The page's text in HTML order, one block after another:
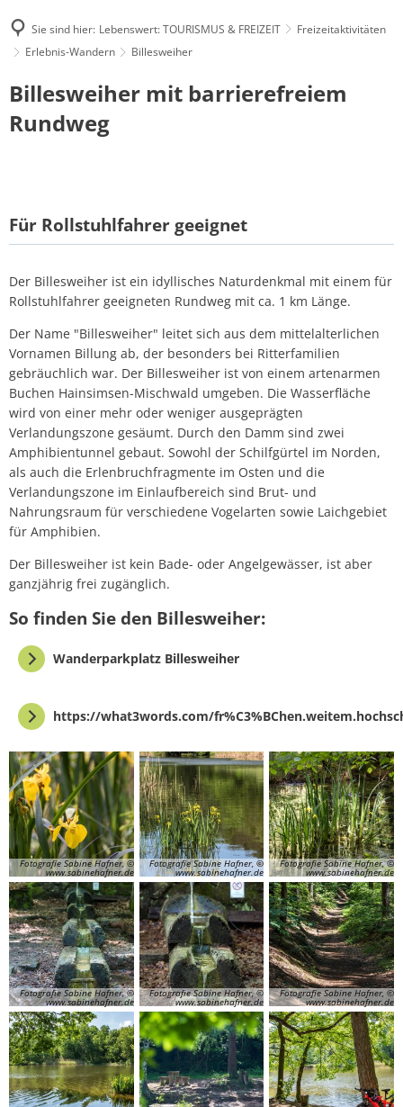
Sie sind hier: Lebenswert: TOURISMUS & FREIZEIT
Freizeitaktivitäten
Erlebnis-Wandern
Billesweiher
Billesweiher
Billesweiher mit barrierefreiem
Rundweg
Für Rollstuhlfahrer geeignet
Der Billesweiher ist ein idyllisches Naturdenkmal mit einem für
Rollstuhlfahrer geeigneten Rundweg mit ca. 1 km Länge.
Der Name "Billesweiher" leitet sich aus dem mittelalterlichen
Vornamen Billung ab, der besonders bei Ritterfamilien
gebräuchlich war. Der Billesweiher ist von einem artenarmen
Buchen Hainsimsen-Mischwald umgeben. Die Wasserfläche
wird von einer mehr oder weniger ausgeprägten
Verlandungszone gesäumt. Durch den Damm sind zwei
Amphibientunnel gebaut. Sowohl der Schilfgürtel im Norden,
als auch die Erlenbruchfragmente im Osten und die
Verlandungszone im Einlaufbereich sind Brut- und
Nahrungsraum für verschiedene Vogelarten sowie Laichgebiet
für Amphibien.
Der Billesweiher ist kein Bade- oder Angelgewässer, ist aber
ganzjährig frei zugänglich.
So finden Sie den Billesweiher:
Wanderparkplatz Billesweiher
https://what3words.com/
Fotografie Sabine Hafner, ©
www.sabinehafner.de
Fotografie Sabine Hafner, ©
www.sabinehafner.de
Fotografie Sabine Hafner, ©
www.sabinehafner.de
Fotografie Sabine Hafner, ©
www.sabinehafner.de
Fotografie Sabine Hafner, ©
www.sabinehafner.de
Fotografie Sabine Hafner, ©
www.sabinehafner.de